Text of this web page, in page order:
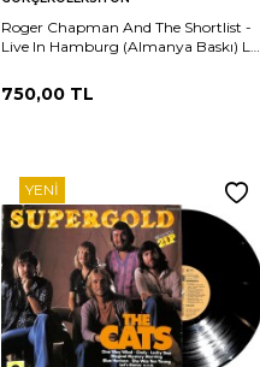
Roger Chapman And The Shortlist -
Live In Hamburg (Almanya Baskı) LP
750,00 TL
YENI